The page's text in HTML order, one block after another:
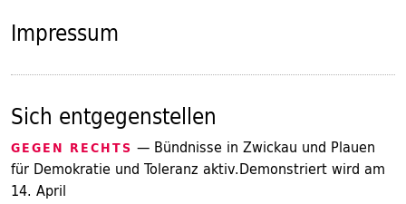
Impressum
Sich entgegenstellen
GEGEN RECHTS — Bündnisse in Zwickau und Plauen
für Demokratie und Toleranz aktiv.Demonstriert wird am
14. April